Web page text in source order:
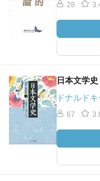
28
日本文学
ドナルド
67